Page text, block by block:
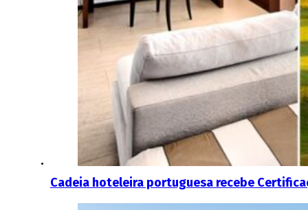
Cadeia hoteleira portuguesa recebe